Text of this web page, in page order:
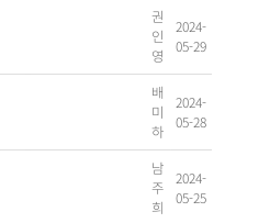
권
인
영
2024-
05-29
배
미
하
2024-
05-28
남
주
희
2024-
05-25